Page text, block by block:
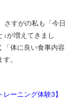
さすがの私も「今日
↓が増えてきまし
「体に良い食事内容
。
レーニング体験3】